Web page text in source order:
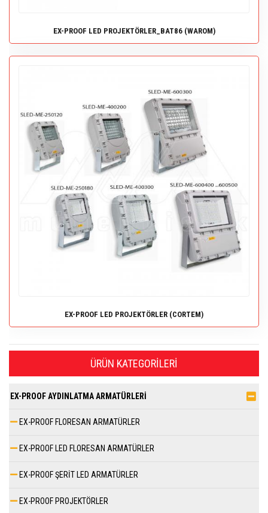
EX-PROOF LED PROJEKTÖRLER_BAT86 (WAROM)
EX-PROOF LED PROJEKTÖRLER (CORTEM)
ÜRÜN KATEGORILERI
EX-PROOF AYDINLATMA ARMATÜRLERİ
EX-PROOF FLORESAN ARMATÜRLER
EX-PROOF LED FLORESAN ARMATÜRLER
EX-PROOF ŞERİT LED ARMATÜRLER
EX-PROOF PROJEKTÖRLER